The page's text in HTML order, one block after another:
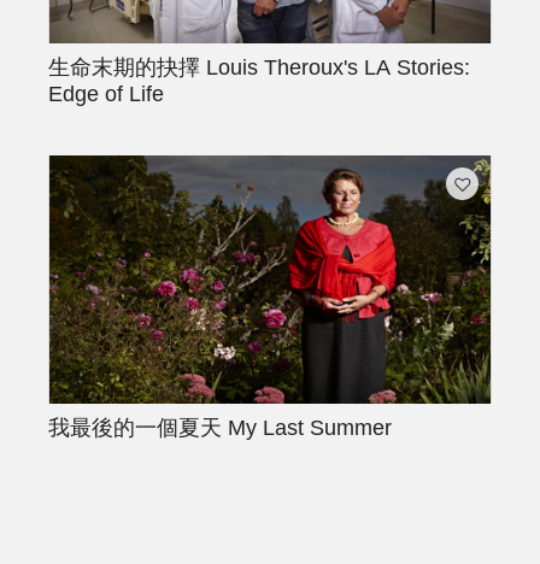
生命末期的抉擇 Louis Theroux's LA Stories:
Edge of Life
我最後的一個夏天 My Last Summer